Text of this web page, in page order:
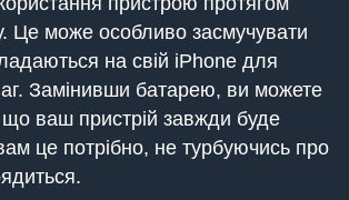
Це може особливо засмучувати
на свій iPhone для
Замінивши батарею, ви можете
що ваш пристрій завжди буде
це потрібно, не турбуючись про